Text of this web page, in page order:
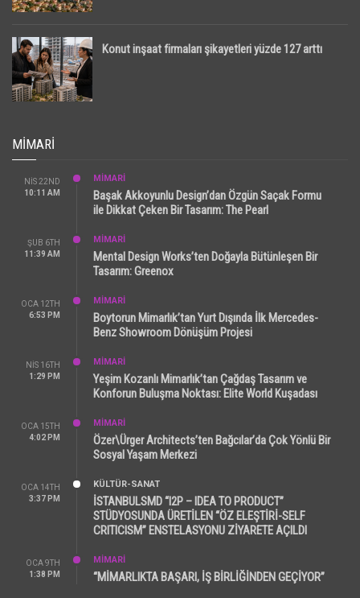
Konut inşaat firmaları şikayetleri yüzde 127 arttı
MIMARI
NIS 22ND
10:11 AM
MİMARİ
Başak Akkoyunlu Design’dan Özgün Saçak Formu
ile Dikkat Çeken Bir Tasarım: The Pearl
ŞUB 6TH
11:39 AM
MİMARİ
Mental Design Works’ten Doğayla Bütünleşen Bir
Tasarım: Greenox
OCA 12TH
6:53 PM
MİMARİ
Boytorun Mimarlık’tan Yurt Dışında İlk Mercedes-
Benz Showroom Dönüşüm Projesi
NIS 16TH
1:29 PM
MİMARİ
Yeşim Kozanlı Mimarlık’tan Çağdaş Tasarım ve
Konforun Buluşma Noktası: Elite World Kuşadası
OCA 15TH
4:02 PM
MİMARİ
Özer\Ürger Architects’ten Bağcılar’da Çok Yönlü Bir
Sosyal Yaşam Merkezi
OCA 14TH
3:37 PM
KÜLTÜR-SANAT
İSTANBULSMD “I2P – IDEA TO PRODUCT”
STÜDYOSUNDA ÜRETİLEN “ÖZ ELEŞTİRİ-SELF
CRITICISM” ENSTELASYONU ZİYARETE AÇILDI
OCA 9TH
1:38 PM
MİMARİ
“MİMARLIKTA BAŞARI, İŞ BİRLİĞİNDEN GEÇİYOR”